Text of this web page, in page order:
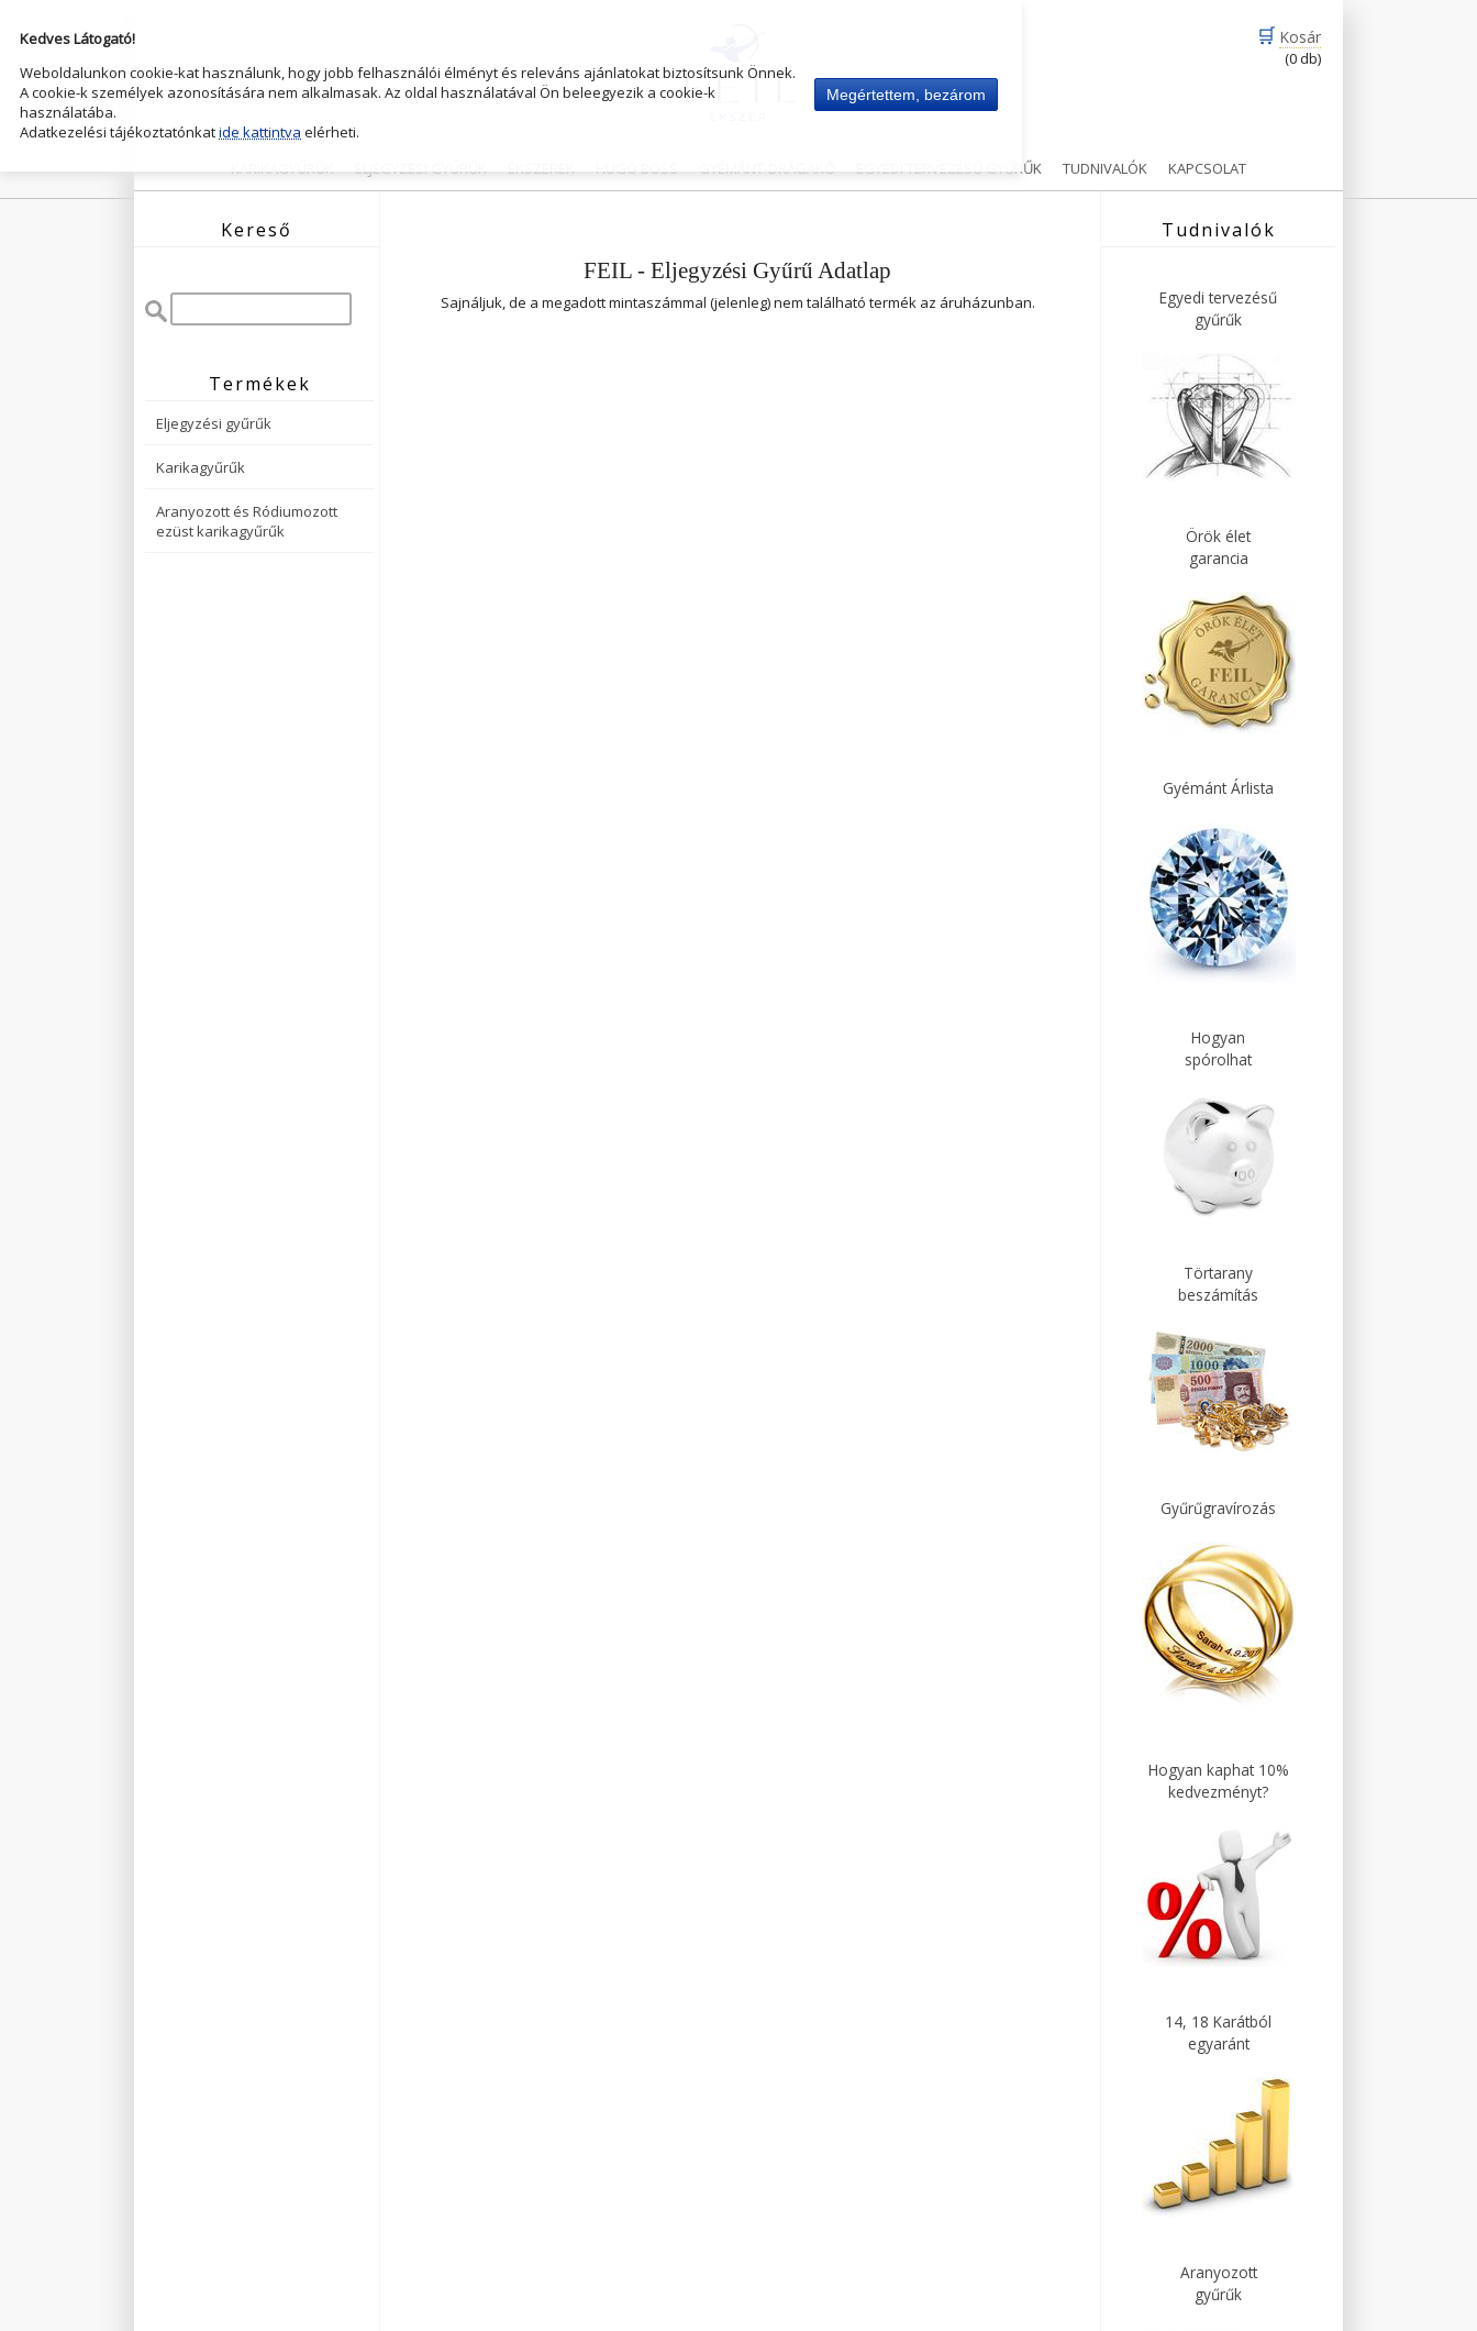
🛒 Kosár
(0 db)
KARIKAGYŰRŰK ELJEGYZESI GYŰRŰK ÉKSZEREK HUGO BOSS GYÉMÁNT-DRÁGAKŐ EGYEDI TERVEZÉSŰ GYŰRŰK TUDNIVALÓK KAPCSOLAT
Kereső
Termékek
Eljegyzési gyűrűk
Karikagyűrűk
Aranyozott és Ródiumozott
ezüst karikagyűrűk
FEIL - Eljegyzési Gyűrű Adatlap
Sajnáljuk, de a megadott mintaszámmal (jelenleg) nem található termék az áruházunban.
Tudnivalók
Egyedi tervezésű
gyűrűk
Örök élet
garancia
Gyémánt Árlista
Hogyan
spórolhat
Törtarany
beszámítás
Gyűrűgravírozás
Hogyan kaphat 10%
kedvezményt?
14, 18 Karátból
egyaránt
Aranyozott
gyűrűk
Kedves Látogató!
Weboldalunkon cookie-kat használunk, hogy jobb felhasználói élményt és releváns ajánlatokat biztosítsunk Önnek.
A cookie-k személyek azonosítására nem alkalmasak. Az oldal használatával Ön beleegyezik a cookie-k
használatába.
Adatkezelési tájékoztatónkatide kattintva elérheti.
Megértettem, bezárom